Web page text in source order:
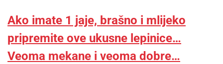
Ako imate 1 jaje, brašno i mlijeko
pripremite ove ukusne lepinice…
Veoma mekane i veoma dobre…